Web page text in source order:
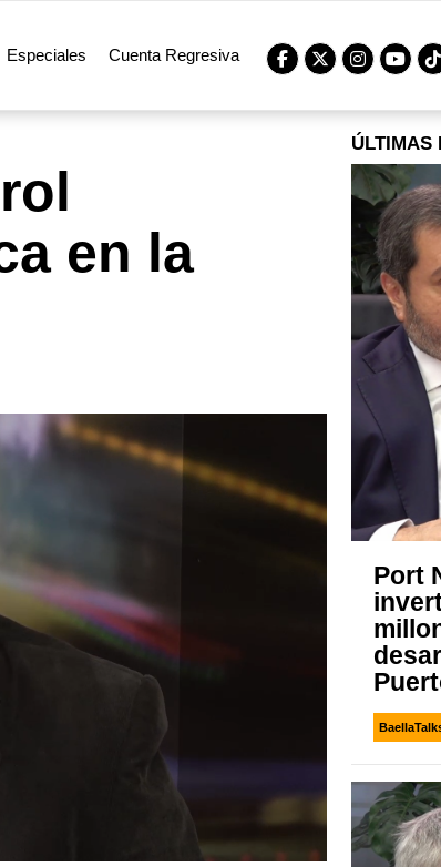
Especiales Cuenta Regresiva
en la
ÚLTIMAS
Port